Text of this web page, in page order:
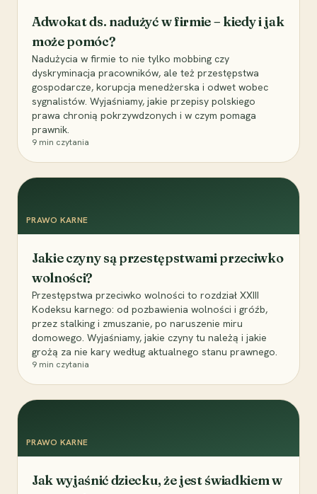
Adwokat ds. nadużyć w firmie – kiedy i jak
może pomóc?
Nadużycia w firmie to nie tylko mobbing czy
dyskryminacja pracowników, ale też przestępstwa
gospodarcze, korupcja menedżerska i odwet wobec
sygnalistów. Wyjaśniamy, jakie przepisy polskiego
prawa chronią pokrzywdzonych i w czym pomaga
prawnik.
9 min czytania
PRAWO KARNE
Jakie czyny są przestępstwami przeciwko
wolności?
Przestępstwa przeciwko wolności to rozdział XXIII
Kodeksu karnego: od pozbawienia wolności i gróźb,
przez stalking i zmuszanie, po naruszenie miru
domowego. Wyjaśniamy, jakie czyny tu należą i jakie
grożą za nie kary według aktualnego stanu prawnego.
9 min czytania
PRAWO KARNE
Jak wyjaśnić dziecku, że jest świadkiem w